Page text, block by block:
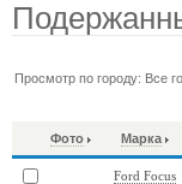
Просмотр по городу: Все
Фото Марка
Ford Focus